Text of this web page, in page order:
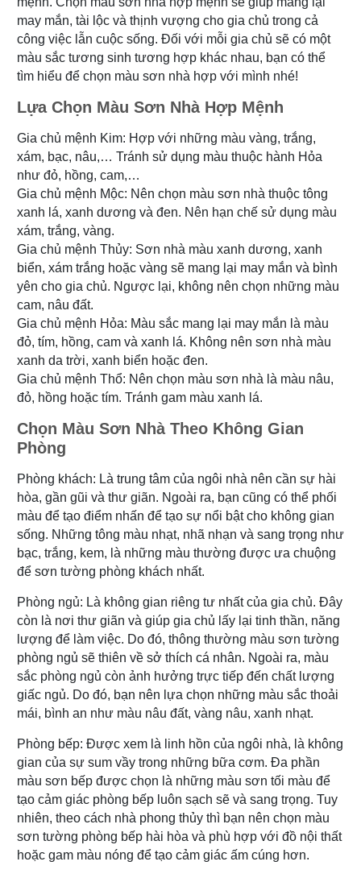
may mắn, tài lộc và thịnh vượng cho gia chủ trong cả
công việc lẫn cuộc sống. Đối với mỗi gia chủ sẽ có một
màu sắc tương sinh tương hợp khác nhau, bạn có thể
tìm hiểu để chọn màu sơn nhà hợp với mình nhé!
Lựa Chọn Màu Sơn Nhà Hợp Mệnh
Gia chủ mệnh Kim: Hợp với những màu vàng, trắng,
xám, bạc, nâu,… Tránh sử dụng màu thuộc hành Hỏa
như đỏ, hồng, cam,…
Gia chủ mệnh Mộc: Nên chọn màu sơn nhà thuộc tông
xanh lá, xanh dương và đen. Nên hạn chế sử dụng màu
xám, trắng, vàng.
Gia chủ mệnh Thủy: Sơn nhà màu xanh dương, xanh
biển, xám trắng hoặc vàng sẽ mang lại may mắn và bình
yên cho gia chủ. Ngược lại, không nên chọn những màu
cam, nâu đất.
Gia chủ mệnh Hỏa: Màu sắc mang lại may mắn là màu
đỏ, tím, hồng, cam và xanh lá. Không nên sơn nhà màu
xanh da trời, xanh biển hoặc đen.
Gia chủ mệnh Thổ: Nên chọn màu sơn nhà là màu nâu,
đỏ, hồng hoặc tím. Tránh gam màu xanh lá.
Chọn Màu Sơn Nhà Theo Không Gian
Phòng
Phòng khách: Là trung tâm của ngôi nhà nên cần sự hài
hòa, gần gũi và thư giãn. Ngoài ra, bạn cũng có thể phối
màu để tạo điểm nhấn để tạo sự nổi bật cho không gian
sống. Những tông màu nhạt, nhã nhạn và sang trọng như
bạc, trắng, kem, là những màu thường được ưa chuộng
để sơn tường phòng khách nhất.
Phòng ngủ: Là không gian riêng tư nhất của gia chủ. Đây
còn là nơi thư giãn và giúp gia chủ lấy lại tinh thần, năng
lượng để làm việc. Do đó, thông thường màu sơn tường
phòng ngủ sẽ thiên về sở thích cá nhân. Ngoài ra, màu
sắc phòng ngủ còn ảnh hưởng trực tiếp đến chất lượng
giấc ngủ. Do đó, bạn nên lựa chọn những màu sắc thoải
mái, bình an như màu nâu đất, vàng nâu, xanh nhạt.
Phòng bếp: Được xem là linh hồn của ngôi nhà, là không
gian của sự sum vầy trong những bữa cơm. Đa phần
màu sơn bếp được chọn là những màu sơn tối màu để
tạo cảm giác phòng bếp luôn sạch sẽ và sang trọng. Tuy
nhiên, theo cách nhà phong thủy thì bạn nên chọn màu
sơn tường phòng bếp hài hòa và phù hợp với đồ nội thất
hoặc gam màu nóng để tạo cảm giác ấm cúng hơn.